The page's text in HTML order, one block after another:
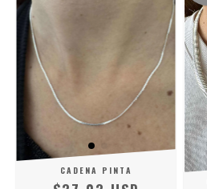
CADENA PINTA